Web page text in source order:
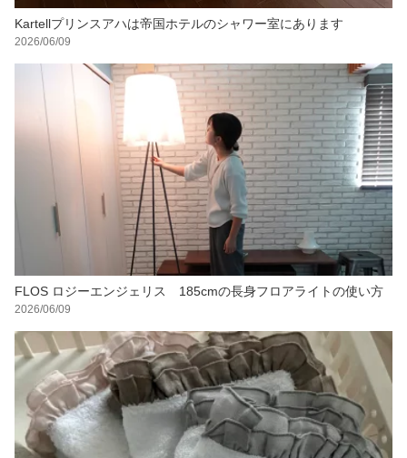
Kartellプリンスアハは帝国ホテルのシャワー室にあります
2026/06/09
FLOS ロジーエンジェリス 185cmの長身フロアライトの使い方
2026/06/09